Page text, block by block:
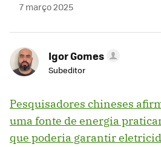
7 março 2025
Igor Gomes
Subeditor
Pesquisadores chineses
uma fonte de energia
que poderia garantir